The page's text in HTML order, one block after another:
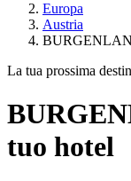
Europa
Austria
La tua prossima
tuo hotel